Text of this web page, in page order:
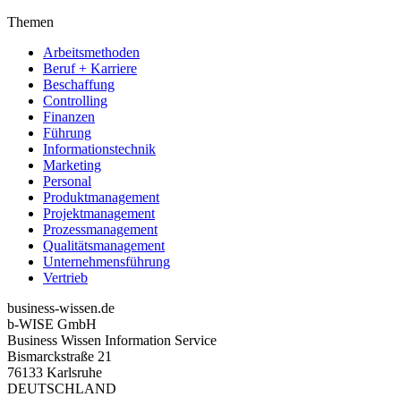
Themen
Arbeitsmethoden
Beruf + Karriere
Beschaffung
Controlling
Finanzen
Führung
Informationstechnik
Marketing
Personal
Produktmanagement
Projektmanagement
Prozessmanagement
Qualitätsmanagement
Unternehmensführung
Vertrieb
business-wissen.de
b-WISE GmbH
Business Wissen Information Service
Bismarckstraße 21
76133 Karlsruhe
DEUTSCHLAND